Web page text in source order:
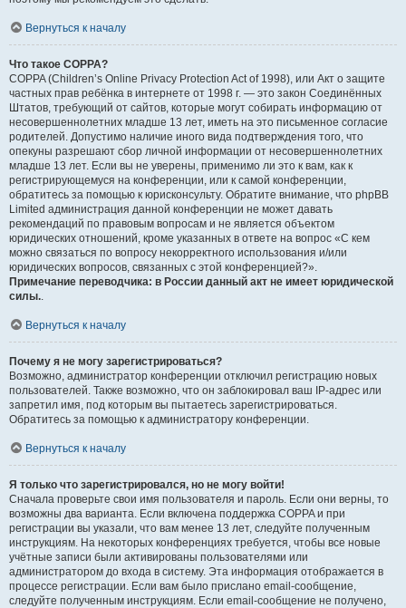
Вернуться к началу
Что такое COPPA?
COPPA (Children’s Online Privacy Protection Act of 1998), или Акт о защите
частных прав ребёнка в интернете от 1998 г. — это закон Соединённых
Штатов, требующий от сайтов, которые могут собирать информацию от
несовершеннолетних младше 13 лет, иметь на это письменное согласие
родителей. Допустимо наличие иного вида подтверждения того, что
опекуны разрешают сбор личной информации от несовершеннолетних
младше 13 лет. Если вы не уверены, применимо ли это к вам, как к
регистрирующемуся на конференции, или к самой конференции,
обратитесь за помощью к юрисконсульту. Обратите внимание, что phpBB
Limited администрация данной конференции не может давать
рекомендаций по правовым вопросам и не является объектом
юридических отношений, кроме указанных в ответе на вопрос «С кем
можно связаться по вопросу некорректного использования и/или
юридических вопросов, связанных с этой конференцией?».
Примечание переводчика: в России данный акт не имеет юридической
силы..
Вернуться к началу
Почему я не могу зарегистрироваться?
Возможно, администратор конференции отключил регистрацию новых
пользователей. Также возможно, что он заблокировал ваш IP-адрес или
запретил имя, под которым вы пытаетесь зарегистрироваться.
Обратитесь за помощью к администратору конференции.
Вернуться к началу
Я только что зарегистрировался, но не могу войти!
Сначала проверьте свои имя пользователя и пароль. Если они верны, то
возможны два варианта. Если включена поддержка COPPA и при
регистрации вы указали, что вам менее 13 лет, следуйте полученным
инструкциям. На некоторых конференциях требуется, чтобы все новые
учётные записи были активированы пользователями или
администратором до входа в систему. Эта информация отображается в
процессе регистрации. Если вам было прислано email-сообщение,
следуйте полученным инструкциям. Если email-сообщение не получено,